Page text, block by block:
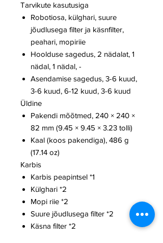
Tarvikute kasutusiga
Robotiosa, külghari, suure
jõudlusega filter ja käsnfilter,
peahari, mopiriie
Hoolduse sagedus, 2 nädalat, 1
nädal, 1 nädal, -
Asendamise sagedus, 3-6 kuud,
3-6 kuud, 6-12 kuud, 3-6 kuud
Üldine
Pakendi mõõtmed, 240 × 240 ×
82 mm (9.45 × 9.45 × 3.23 tolli)
Kaal (koos pakendiga), 486 g
(17.14 oz)
Karbis
Karbis peapintsel *1
Külghari *2
Mopi riie *2
Suure jõudlusega filter *2
Käsna filter *2